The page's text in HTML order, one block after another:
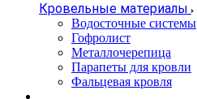
Кровельные материалы
Водосточные системы
Гофролист
Металлочерепица
Парапеты для кровли
Фальцевая кровля